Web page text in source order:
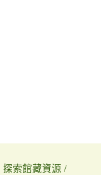
探索館藏資源 /